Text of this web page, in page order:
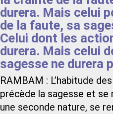
durera. Mais celui
de la faute, sa
Celui dont les
durera. Mais celui
sagesse ne durera
RAMBAM : L’habitude
précède la sagesse et se
une seconde nature, se